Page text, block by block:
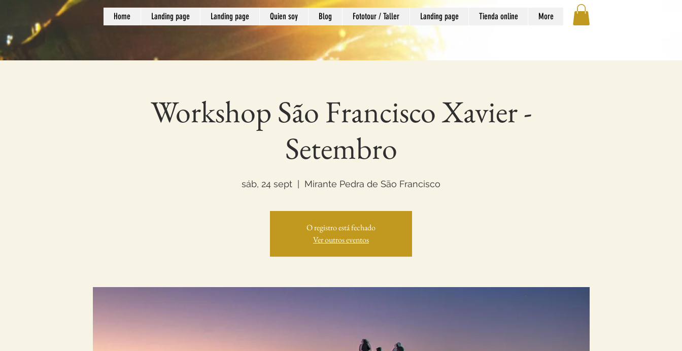
Home Landing page Landing page Quien soy Blog Fototour / Taller Landing page Tienda online More
Workshop São Francisco Xavier -
Setembro
sáb, 24 sept
  |
Mirante Pedra de São Francisco
O registro está fechado
Ver outros eventos